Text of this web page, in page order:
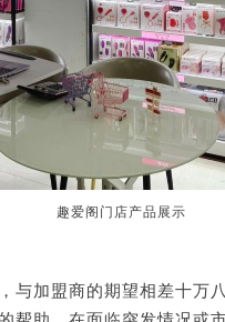
趣爱阁门店产品展示
与加盟商的期望相差十万